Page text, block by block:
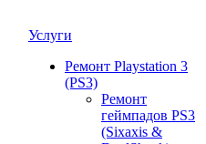
Услуги
Ремонт Playstation 3
(PS3)
Ремонт
геймпадов PS3
(Sixaxis &